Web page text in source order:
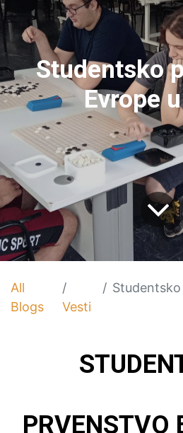
Studentsko
Evrope
All
Blogs
Vesti
Studentsko
PRVENSTVO